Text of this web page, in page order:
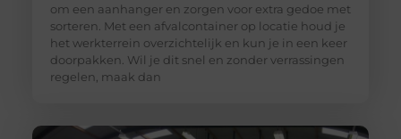
om een aanhanger en zorgen voor extra gedoe met
sorteren. Met een afvalcontainer op locatie houd je
het werkterrein overzichtelijk en kun je in een keer
doorpakken. Wil je dit snel en zonder verrassingen
regelen, maak dan